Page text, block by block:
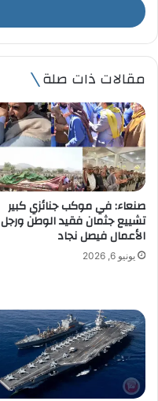
ل
ر
د
ا
ل
إ
ل
ك
ر
و
ي
مقالات ذات صلة
صنعاء: في موكب جنائزي كبير
تشييع جثمان فقيد الوطن ورجل
الأعمال فيصل نجاد
يونيو 6, 2026